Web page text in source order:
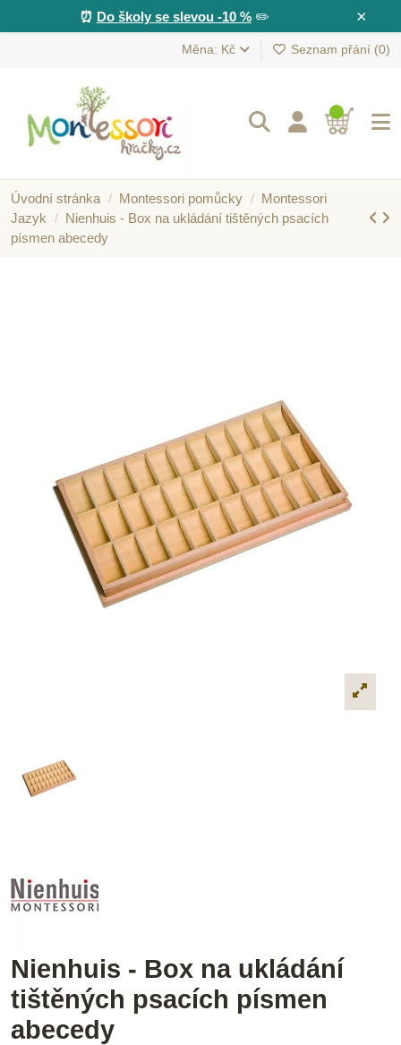
×
⏰ Do školy se slevou -10 %✏️
Měna: Kč Seznam přání (0)
Úvodní stránka Montessori pomůcky
Montessori
Jazyk
Nienhuis - Box na ukládání tištěných psacích
písmen abecedy
Nienhuis - Box na ukládání
tištěných psacích písmen
abecedy